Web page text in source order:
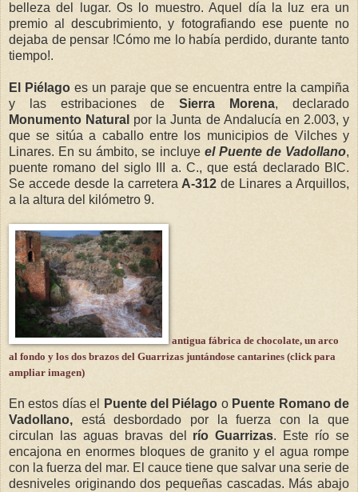
belleza del lugar. Os lo muestro. Aquel día la luz era un
premio al descubrimiento, y fotografiando ese puente no
dejaba de pensar !Cómo me lo había perdido, durante tanto
tiempo!.
El Piélagoes un paraje que se encuentra entre la campiña
y las estribaciones deSierra Morena, declarado
Monumento Natural por la Junta de Andalucía en 2.003, y
que se sitúa a caballo entre los municipios de Vilches y
Linares. En su ámbito, se incluye el Puente de Vadollano,
puente romano del siglo III a. C., que está declarado BIC.
Se accede desde la carreteraA-312 de Linares a Arquillos,
a la altura del kilómetro 9.
antigua fábrica de chocolate, un arco
al fondo y los dos brazos del Guarrizas juntándose cantarines (click para
ampliar imagen)
En estos días el Puente del Piélago o Puente Romano de
Vadollano, está desbordado por la fuerza con la que
circulan las aguas bravas del río Guarrizas. Este río se
encajona en enormes bloques de granito y el agua rompe
con la fuerza del mar. El cauce tiene que salvar una serie de
desniveles originando dos pequeñas cascadas. Más abajo